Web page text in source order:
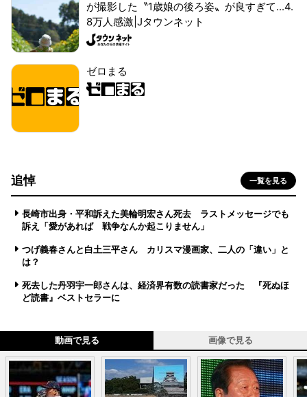
が撮影した〝1歳娘の後ろ姿〟が良すぎて...4.
8万人感激|Jタウンネット
ゼロまる
追悼 一覧を見る
長崎市出身・平和訴えた美輪明宏さん死去 ラストメッセージでも
訴え「愛があれば 戦争なんか起こりません」
つげ義春さんと白土三平さん カリスマ漫画家、二人の「違い」と
は？
死去した丹羽宇一郎さんは、経済界有数の読書家だった 『死ぬほ
ど読書』ベストセラーに
動画で見る 画像で見る